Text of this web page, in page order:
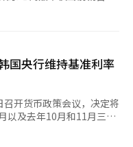
统准备工作，力争6月内
京畿道、仁川市及韩国铁
系统适配周期，业界普遍
大选结束后。受选举日程
推迟至下半年。但首尔市
化，原定今年3月的调价
至1400韩元，并同步宣
方案。但因政府实施物价
财务数据显
Select大容量袋装饮
民币1.5元），较同类产
24（Emart24）推
”等产品，直接在商品名
装咖啡”“千元豆芽
国央行维持基准利率
开货币政策会议，决定将
以及去年10月和11月三次
示，